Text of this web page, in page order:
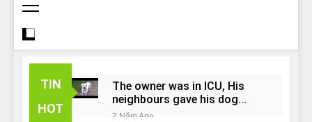
TIN
HOT
The owner was in ICU, His
neighbours gave his dog
away!
7 Năm Ago